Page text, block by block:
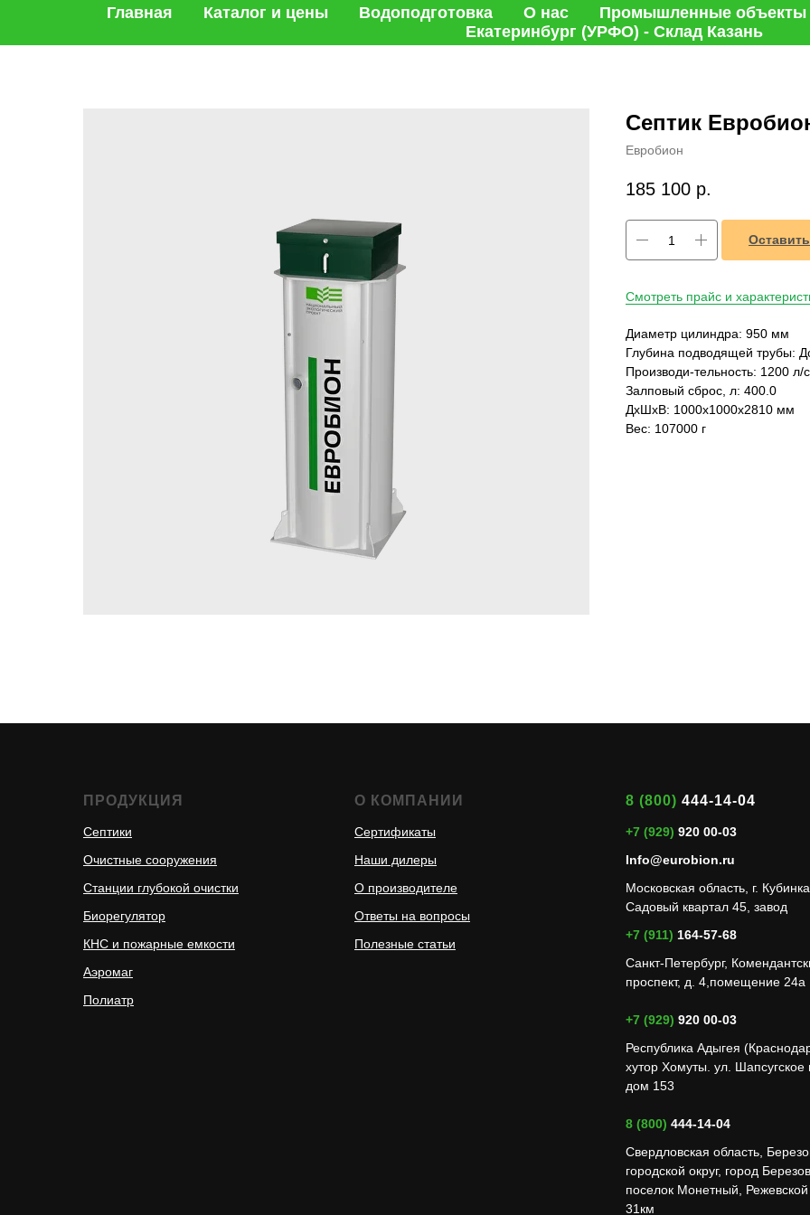
Главная Каталог и цены Водоподготовка О нас Промышленные объекты
Екатеринбург (УРФО) - Склад Казань
Септик
Евробион
185 100 р.
Смотреть прайс и
Диаметр цилиндра: 950 мм
Глубина подводящей трубы:
Производи-тельность: 1200 л/
Залповый сброс, л: 400.0
ДxШxВ: 1000x1000x2810 мм
Вес: 107000 г
ПРОДУКЦИЯ
Септики
Очистные сооружения
Станции глубокой очистки
Биорегулятор
КНС и пожарные емкости
Аэромаг
Полиатр
О КОМПАНИИ
Сертификаты
Наши дилеры
О производителе
Ответы на вопросы
Полезные статьи
8 (800) 444-14-04
+7 (929) 920 00-03
Info@eurobion.ru
Московская область, г. Кубинка,
Садовый квартал 45, завод
+7 (911) 164-57-68
Санкт-Петербург,
проспект, д. 4,помещение 24а
+7 (929) 920 00-03
Республика Адыгея
хутор Хомуты. ул. Шапсугское
дом 153
8 (800) 444-14-04
Свердловская область,
городской округ, город
поселок Монетный, Режевской
31км